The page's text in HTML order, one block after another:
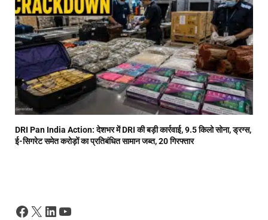
DRI Pan India Action: देशभर में DRI की बड़ी कार्रवाई, 9.5 किलो सोना, ड्रग्स,
ई-सिगरेट समेत करोड़ों का प्रतिबंधित सामान जब्त, 20 गिरफ्तार
Facebook
X LinkedIn
YouTube